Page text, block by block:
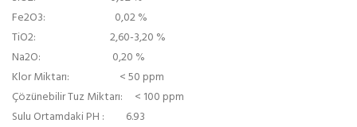
Fe2O3: 0,02 %
TiO2: 2,60-3,20 %
Na2O: 0,20 %
Klor Miktarı: < 50 ppm
Çözünebilir Tuz Miktarı: < 100 ppm
Sulu Ortamdaki PH : 6.93